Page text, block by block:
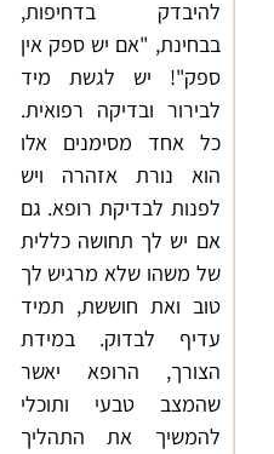
להיבדק בדחיפות,
בבחינת, "אם יש ספק אין
ספק"! יש לגשת מיד
לבירור ובדיקה רפואית.
כל אחד מסימנים אלו
הוא נורת אזהרה ויש
לפנות לבדיקת רופא. גם
אם יש לך תחושה כללית
של משהו שלא מרגיש לך
טוב ואת חוששת, תמיד
עדיף לבדוק. במידת
הצורך, הרופא יאשר
שהמצב טבעי ותוכלי
להמשיך את התהליך